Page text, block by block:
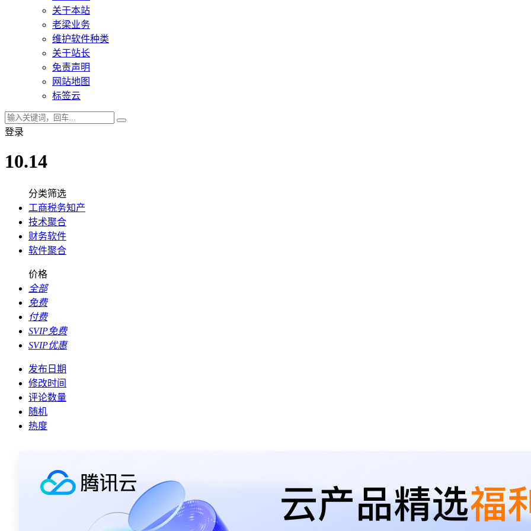
关于本站
老梁业务
维护软件种类
关于站长
免责声明
网站地图
标签云
登录
10.14
分类筛选
工商税务知产
技术聚合
财务软件
软件聚合
价格
全部
免费
付费
SVIP免费
SVIP优惠
发布日期
修改时间
评论数量
随机
热度